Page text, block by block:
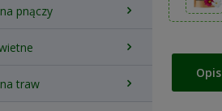
pnączy
traw
Opis